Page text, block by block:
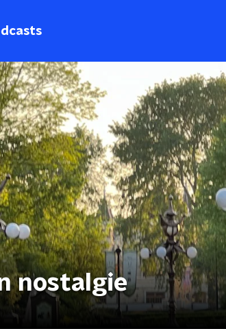
nostalgie